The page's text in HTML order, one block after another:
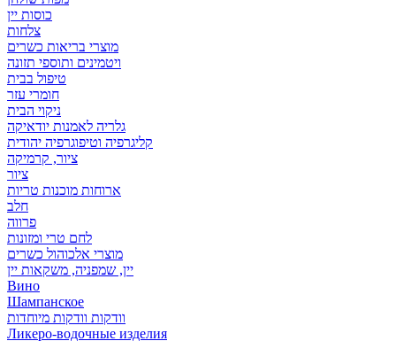
כוסות יין
צלחות
מוצרי בריאות כשרים
ויטמינים ותוספי תזונה
טיפול בבית
חומרי עזר
ניקוי הבית
גלריה לאמנות יודאיקה
קליגרפיה וטיפוגרפיה יהודית
ציור, קרמיקה
ציור
ארוחות מוכנות טריות
חלב
פרווה
לחם טרי ומזונות
מוצרי אלכוהול כשרים
יין, שמפניה, משקאות יין
Вино
Шампанское
וודקות וודקות מיוחדות
Ликеро-водочные изделия